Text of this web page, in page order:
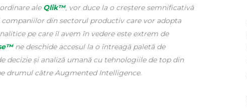
ale Qlik™, vor duce la o creștere semnificativă
din sectorul productiv care vor adopta
pe care îl avem în vedere este extrem de
ne deschide accesul la o întreagă paletă de
decizie și analiză umană cu tehnologiile de top din
drumul către Augmented Intelligence.